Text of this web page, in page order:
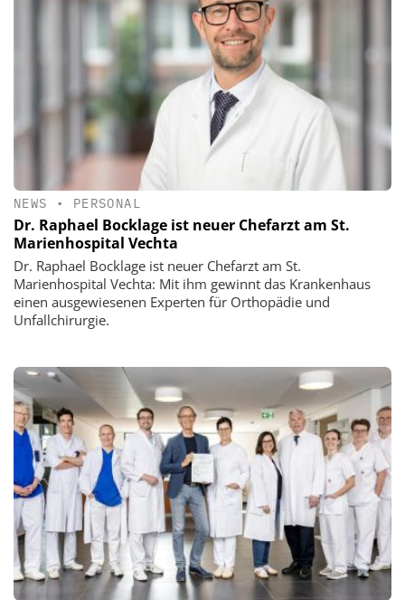
NEWS • PERSONAL
Dr. Raphael Bocklage ist neuer Chefarzt am St.
Marienhospital Vechta
Dr. Raphael Bocklage ist neuer Chefarzt am St.
Marienhospital Vechta: Mit ihm gewinnt das Krankenhaus
einen ausgewiesenen Experten für Orthopädie und
Unfallchirurgie.